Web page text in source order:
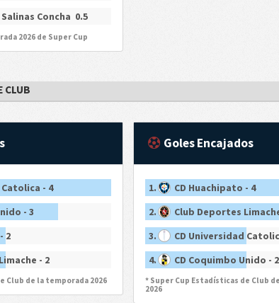
Concha 0.5
2026 de Super Cup
CLUB
- 4
- 3
2
- 2
Club de la temporada 2026
Goles Encajados
1.
CD Huachipato - 4
2.
Club Deportes
3.
CD Universidad
4.
CD Coquimbo Unido - 2
* Super Cup Estadísticas de Club
2026